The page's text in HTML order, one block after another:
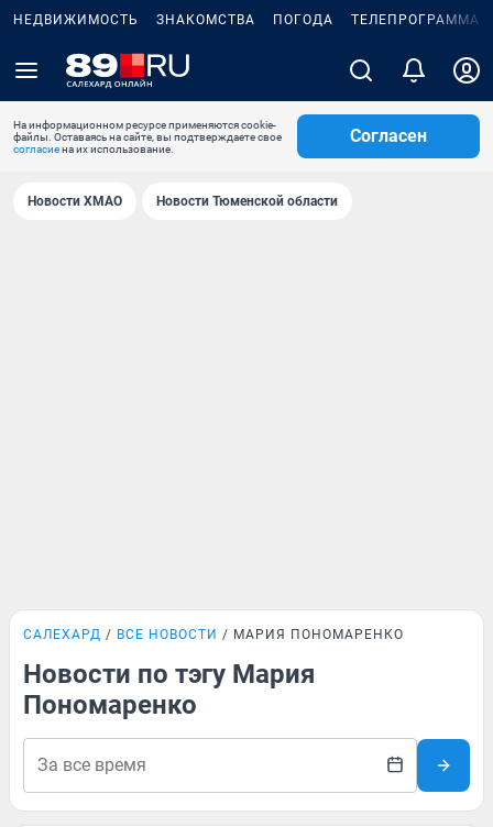
НЕДВИЖИМОСТЬ ЗНАКОМСТВА ПОГОДА ТЕЛЕПРОГРАММА
На информационном ресурсе применяются cookie-
файлы. Оставаясь на сайте, вы подтверждаете свое
согласиена их использование.
Согласен
Новости ХМАО Новости Тюменской области
САЛЕХАРД ВСЕ НОВОСТИ МАРИЯ ПОНОМАРЕНКО
Новости по тэгу Мария
Пономаренко